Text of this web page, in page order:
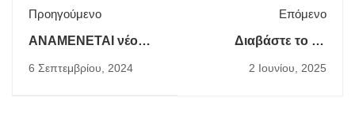
Προηγούμενο
ΑΝΑΜΕΝΕΤΑΙ νέο
ανέργων, 18 έως 50
6 Σεπτεμβρίου, 2024
Επόμενο
Διαβάστε το 3ο
του έργου ECO-JOBS
2 Ιουνίου, 2025